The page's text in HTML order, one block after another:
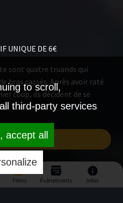
Films Évènements Infos
UNIQUE DE 6€
sont quatre truands qui
bras cassés. Après avoir raté
coup, ils décident de se
Marceau…
ANNONCE
to scroll,
third-party services
accept all